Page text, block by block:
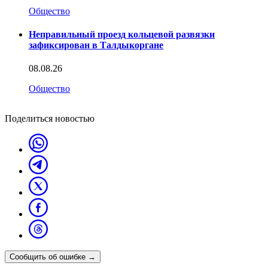
Общество
Неправильный проезд кольцевой развязки
зафиксирован в Талдыкоргане
08.08.26
Общество
Поделиться новостью
Сообщить об ошибке →